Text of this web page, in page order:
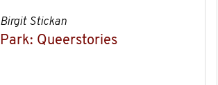
Birgit Stickan
Park: Queerstories